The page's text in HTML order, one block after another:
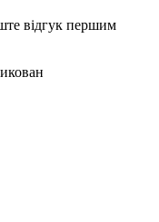
відгук першим